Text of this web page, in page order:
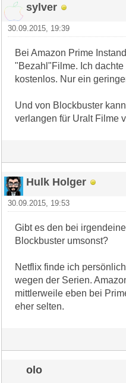
sylver
30.09.2015, 19:39
Bei Amazon Prime
"Bezahl"Filme. Ich
kostenlos. Nur ein
Und von Blockbuster
verlangen für Uralt Filme
Hulk Holger
30.09.2015, 19:53
Gibt es den bei
Blockbuster umsonst?
Netflix finde ich
wegen der Serien.
mittlerweile eben bei
eher selten.
olo